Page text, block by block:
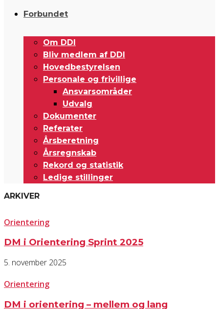
Forbundet
Om DDI
Bliv medlem af DDI
Hovedbestyrelsen
Personale og frivillige
Ansvarsområder
Udvalg
Dokumenter
Referater
Årsberetning
Årsregnskab
Rekord og statistik
Ledige stillinger
ARKIVER
Orientering
DM i Orientering Sprint 2025
5. november 2025
Orientering
DM i orientering – mellem og lang